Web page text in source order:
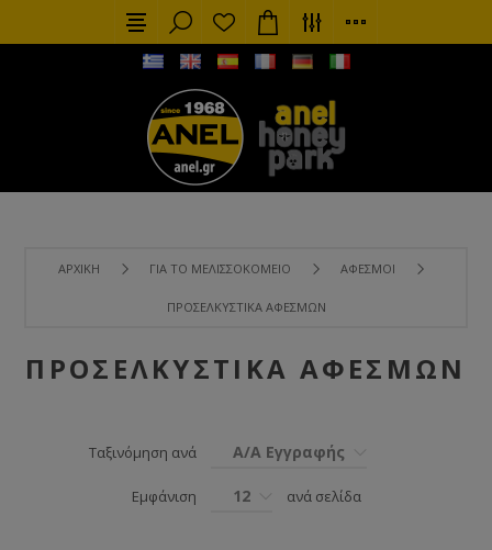
ΑΡΧΙΚΉ ΓΙΑ ΤΟ ΜΕΛΙΣΣΟΚΟΜΕΊΟ ΑΦΕΣΜΟΊ
ΠΡΟΣΕΛΚΥΣΤΙΚΆ ΑΦΕΣΜΏΝ
ΠΡΟΣΕΛΚΥΣΤΙΚΆ ΑΦΕΣΜΏΝ
Ταξινόμηση ανά Α/Α Εγγραφής
Εμφάνιση 12 ανά σελίδα